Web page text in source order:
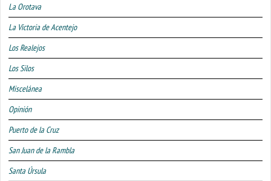
La Orotava
La Victoria de Acentejo
Los Realejos
Los Silos
Miscelánea
Opinión
Puerto de la Cruz
San Juan de la Rambla
Santa Úrsula